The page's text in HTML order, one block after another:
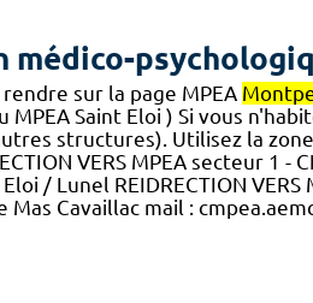
médico-
sur la page MPEA
Saint Eloi ) Si vous
structures). Utilisez la
VERS MPEA secteur 1 -
/ Lunel REIDRECTION VERS
Mas Cavaillac mail :